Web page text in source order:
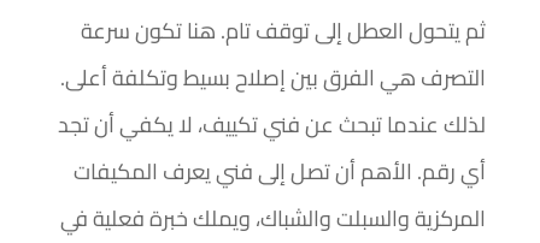
ثم يتحول العطل إلى توقف تام. هنا تكون سرعة
التصرف هي الفرق بين إصلاح بسيط وتكلفة أعلى.
لذلك عندما تبحث عن فني تكييف، لا يكفي أن تجد
أي رقم. الأهم أن تصل إلى فني يعرف المكيفات
المركزية والسبلت والشباك، ويملك خبرة فعلية في